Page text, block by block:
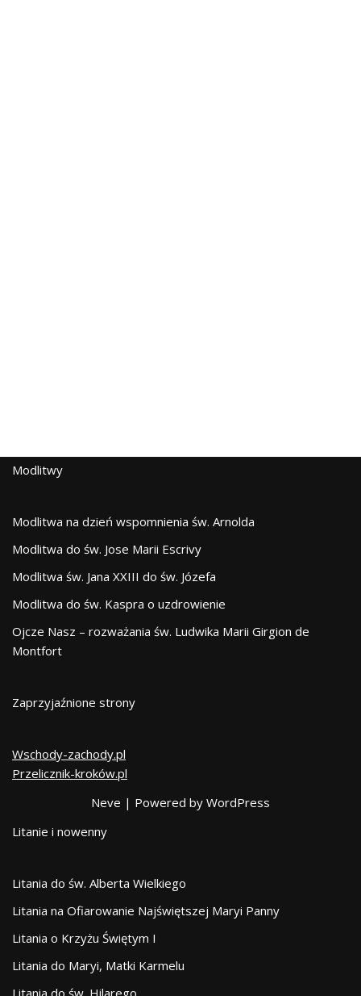
Modlitwy
Modlitwa na dzień wspomnienia św. Arnolda
Modlitwa do św. Jose Marii Escrivy
Modlitwa św. Jana XXIII do św. Józefa
Modlitwa do św. Kaspra o uzdrowienie
Ojcze Nasz – rozważania św. Ludwika Marii Girgion de
Montfort
Zaprzyjaźnione strony
Wschody-zachody.pl
Przelicznik-kroków.pl
Neve | Powered by WordPress
Litanie i nowenny
Litania do św. Alberta Wielkiego
Litania na Ofiarowanie Najświętszej Maryi Panny
Litania o Krzyżu Świętym I
Litania do Maryi, Matki Karmelu
Litania do św. Hilarego